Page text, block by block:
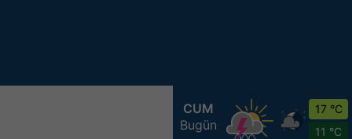
CUM
Bugün
17 °C
11 °C